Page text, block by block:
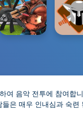
음악 전투에 참여
은 매우 인내심과 숙